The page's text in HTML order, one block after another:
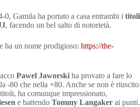
0, Gamila ha portato a casa entrambi i titoli
, facendo un bel salto di notorietà.
ha un nome prodigioso: https://the-
Pawel Jaworski ha provato a fare lo
-80 che nella +80. Anche se non è riuscito
ha comunque impressionato,
e battendo Tommy Langaker ai punti.